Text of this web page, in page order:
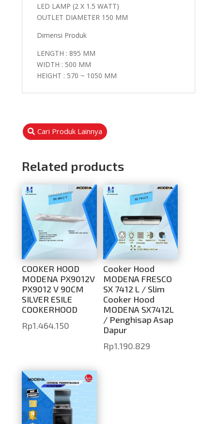
LED LAMP (2 X 1.5 WATT)
OUTLET DIAMETER 150 MM
Dimensi Produk
LENGTH : 895 MM
WIDTH : 500 MM
HEIGHT : 570 ~ 1050 MM
Cari Produk Lainnya
Related products
COOKER HOOD
MODENA PX9012V
PX9012 V 90CM
SILVER ESILE
COOKERHOOD
Rp1.464.150
Cooker Hood
MODENA FRESCO
SX 7412 L / Slim
Cooker Hood
MODENA SX7412L
/ Penghisap Asap
Dapur
Rp1.190.829